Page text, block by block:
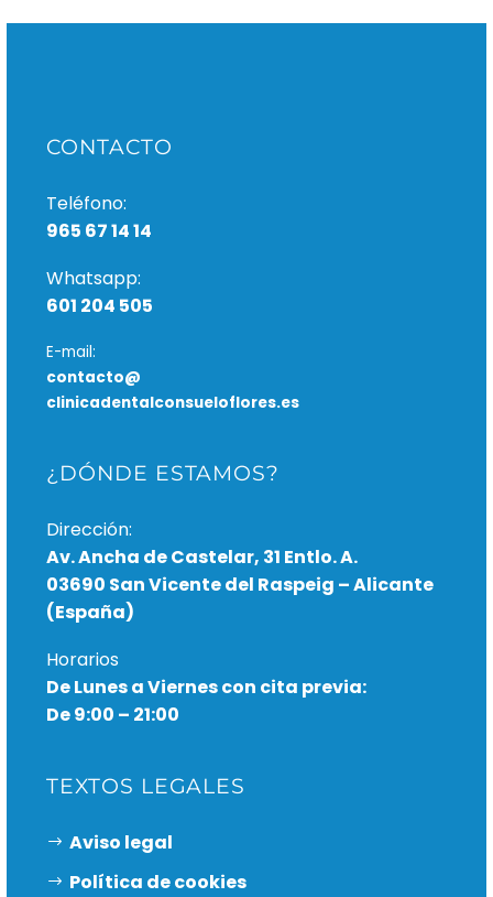
cada vez que deben
CONTACTO
Teléfono:
965 67 14 14
Whatsapp:
601 204 505
E-mail:
contacto@
clinicadentalconsueloflores.es
¿DÓNDE ESTAMOS?
Dirección:
Av. Ancha de Castelar, 31 Entlo. A.
03690 San Vicente del Raspeig – Alicante
(España)
Horarios
De Lunes a Viernes con cita previa:
De 9:00 – 21:00
TEXTOS LEGALES
Aviso legal
Política de cookies